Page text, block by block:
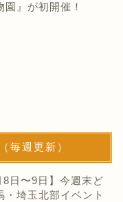
園』が初開催！
毎週更新）
8日〜9日】今週末ど
・埼玉北部イベント